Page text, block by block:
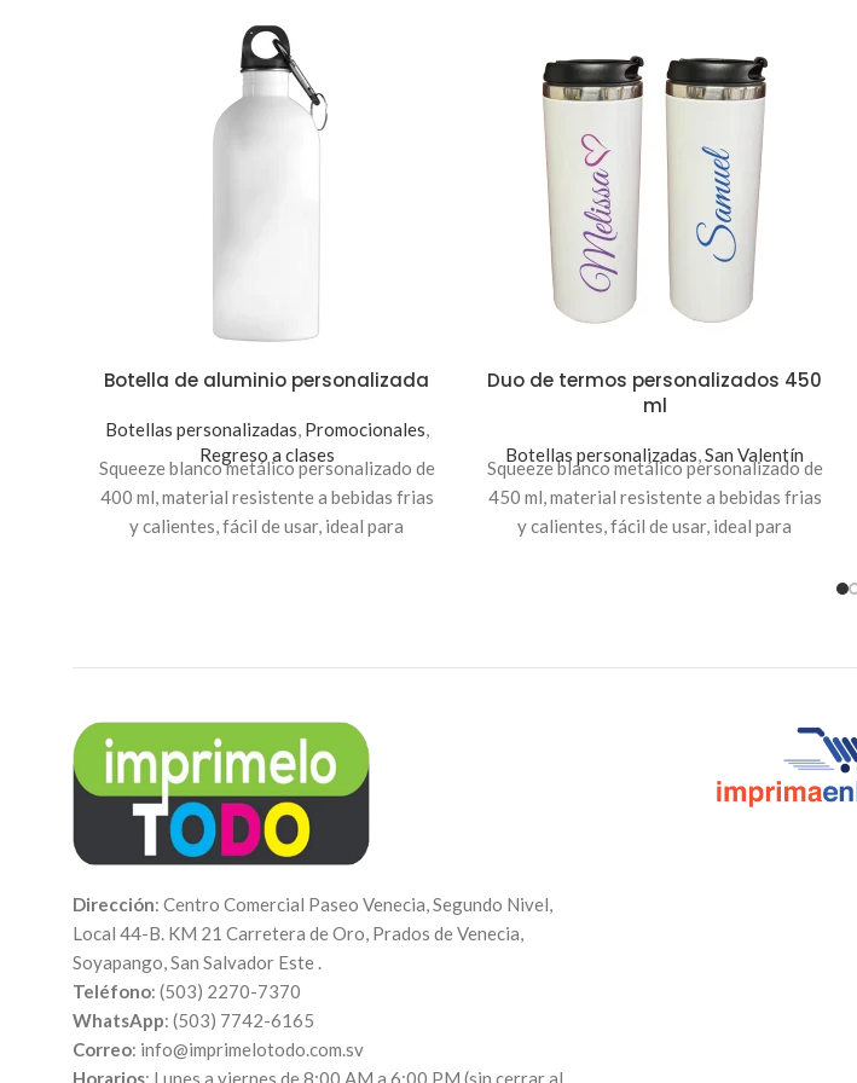
Botella de aluminio personalizada
Botellas personalizadas Promocionales
Regreso a clases
Squeeze blanco metálico personalizado de
400 ml, material resistente a bebidas frias
y calientes, fácil de usar, ideal para
info@imprimelotodo.com.sv. Realiza el
pedido, ahí puedes adjuntar tus archivos y
posteriormente te enviaremos el arte de
cómo quedará tu Squeeze para que la
apruebes.
Duo de termos personalizados 450
ml
Botellas personalizadas San Valentín
Squeeze blanco metálico personalizado de
450 ml, material resistente a bebidas frias
y calientes, fácil de usar, ideal para
Dirección: Centro Comercial Paseo Venecia, Segundo Nivel,
Local 44-B. KM 21 Carretera de Oro, Prados de Venecia,
Soyapango, San Salvador Este .
Teléfono: (503) 2270-7370
WhatsApp: (503) 7742-6165
Correo: info@imprimelotodo.com.sv
Horarios: Lunes a viernes de 8:00 AM a 6:00 PM (sin cerrar al